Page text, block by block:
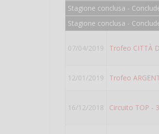
Stagione conclusa -
Stagione conclusa -
07/04/2019 Trofeo CITTÀ
12/01/2019 Trofeo
16/12/2018 Circuito TOP -